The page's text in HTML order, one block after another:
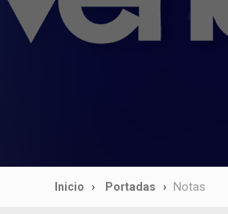
Inicio Portadas Notas